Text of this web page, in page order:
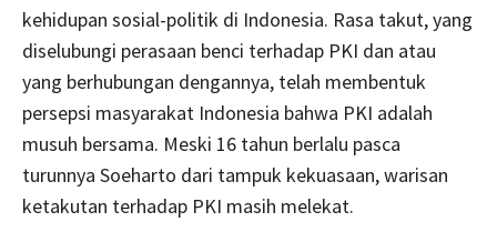
kehidupan sosial-politik di Indonesia. Rasa takut, yang
diselubungi perasaan benci terhadap PKI dan atau
yang berhubungan dengannya, telah membentuk
persepsi masyarakat Indonesia bahwa PKI adalah
musuh bersama. Meski 16 tahun berlalu pasca
turunnya Soeharto dari tampuk kekuasaan, warisan
ketakutan terhadap PKI masih melekat.